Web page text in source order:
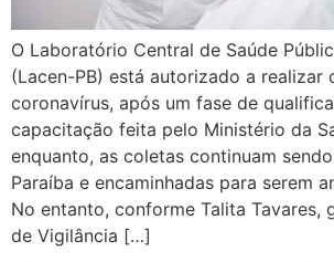
O Laboratório Central de Saúde
(Lacen-PB) está autorizado a realizar
coronavírus, após um fase de
capacitação feita pelo Ministério da
enquanto, as coletas continuam
Paraíba e encaminhadas para serem
No entanto, conforme Talita Tavares,
de Vigilância […]